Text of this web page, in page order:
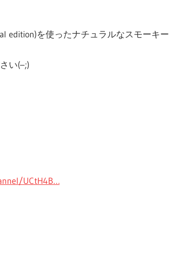
edition)を使ったナチュラルなスモーキー
い(–;)
UCtH4B…